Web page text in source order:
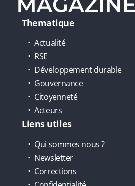
Thematique
Actualité
RSE
Développement durable
Gouvernance
Citoyenneté
Acteurs
Liens utiles
Qui sommes nous ?
Newsletter
Corrections